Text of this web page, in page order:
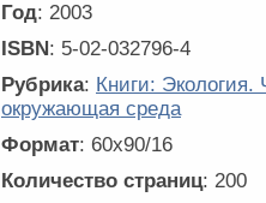
Год: 2003
ISBN: 5-02-032796-4
Рубрика: Книги: Экология.
окружающая среда
Формат: 60x90/16
Количество страниц: 200